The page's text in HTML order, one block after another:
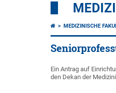
MEDIZINISCHE
Ein Antrag auf
den Dekan der